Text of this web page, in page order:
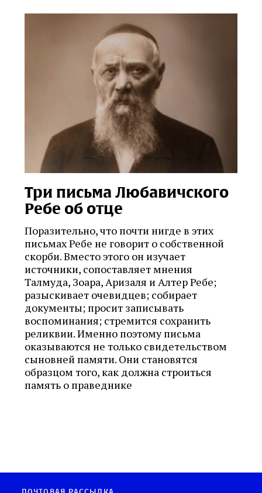
Три письма Любавичского
Ребе об отце
Поразительно, что почти нигде в этих
письмах Ребе не говорит о собственной
скорби. Вместо этого он изучает
источники, сопоставляет мнения
Талмуда, Зоара, Аризаля и Алтер Ребе;
разыскивает очевидцев; собирает
документы; просит записывать
воспоминания; стремится сохранить
реликвии. Именно поэтому письма
оказываются не только свидетельством
сыновней памяти. Они становятся
образцом того, как должна строиться
память о праведнике